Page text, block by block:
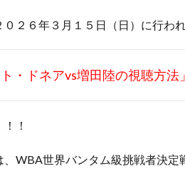
０２６年３月１５日（日）に行わ
ト・ドネアvs増田陸の視聴方法」
！
、WBA世界バンタム級挑戦者決定